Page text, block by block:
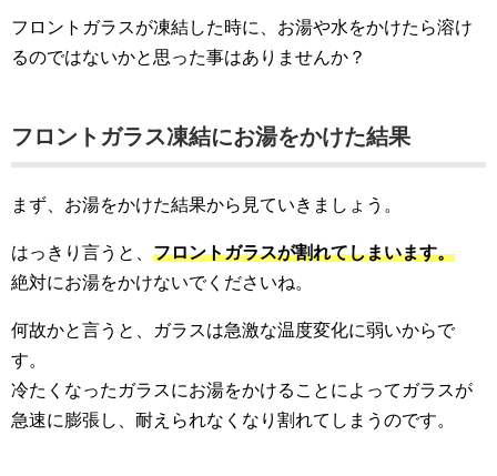
フロントガラスが凍結した時に、お湯や水をかけたら溶け
るのではないかと思った事はありませんか？
フロントガラス凍結にお湯をかけた結果
まず、お湯をかけた結果から見ていきましょう。
はっきり言うと、 フロントガラスが割れてしまいます。
絶対にお湯をかけないでくださいね。
何故かと言うと、ガラスは急激な温度変化に弱いからで
す。
冷たくなったガラスにお湯をかけることによってガラスが
急速に膨張し、耐えられなくなり割れてしまうのです。